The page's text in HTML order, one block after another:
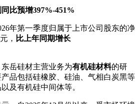
比预增397%-451%
年第一季度归属于上市公司股东的净
， 比上年同期增长
岳硅材主营业务为有机硅材料的研
品包括硅橡胶、硅油、气相白炭黑等
及有机硅中间体等。